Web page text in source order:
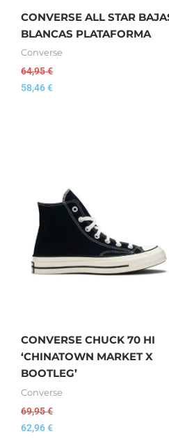
CONVERSE ALL STAR
BLANCAS PLATAFORMA
Converse
64,95€
58,46€
CONVERSE CHUCK 70 HI
‘CHINATOWN MARKET X
BOOTLEG’
Converse
69,95€
62,96€